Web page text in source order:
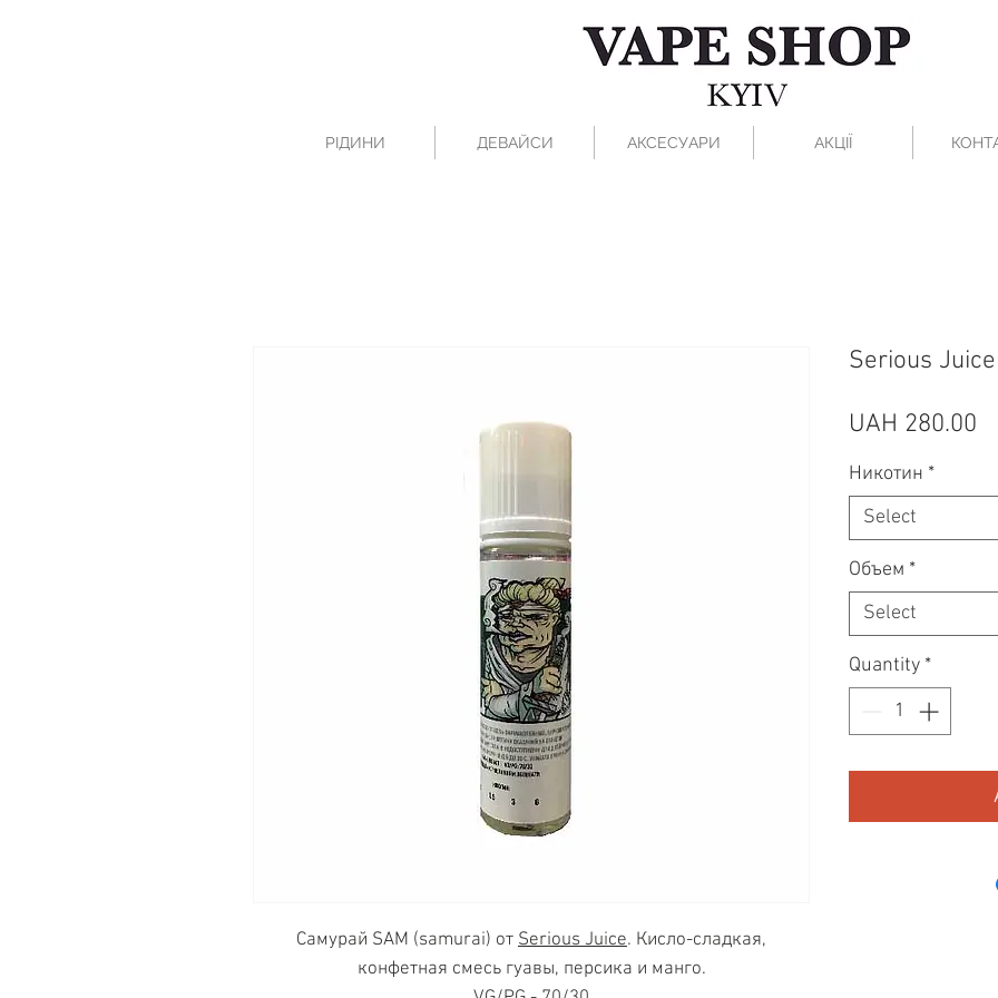
РІДИНИ ДЕВАЙСИ АКСЕСУАРИ АКЦІЇ
Самурай SAM (samurai) от Serious Juice. Кисло-сладкая,
конфетная смесь гуавы, персика и манго.
Serious
UAH 280.00
Никотин *
Select
Объем *
Select
Quantity *